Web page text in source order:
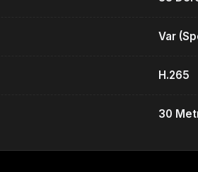
Var
H.265
30